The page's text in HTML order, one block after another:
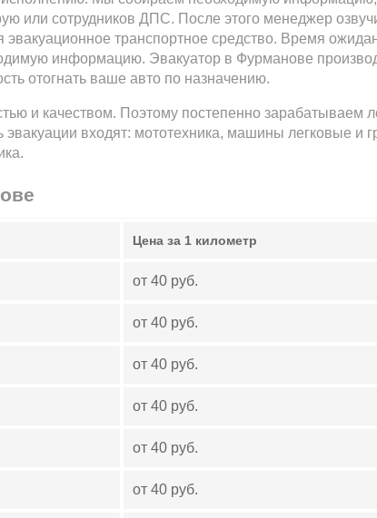
или сотрудников ДПС. После этого менеджер
эвакуационное транспортное средство. Время
информацию. Эвакуатор в Фурманове
отогнать ваше авто по назначению.
и качеством. Поэтому постепенно зарабатываем
эвакуации входят: мототехника, машины легковые и
Цена за 1 километр
от 40 руб.
от 40 руб.
от 40 руб.
от 40 руб.
от 40 руб.
от 40 руб.